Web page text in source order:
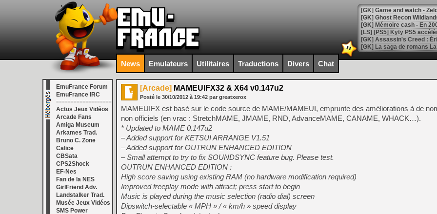
[Mo5] DOOM arrive en
[GK] Bethesda fête les 30
[GK] Roblox : l'action en
[GK] Agenda - GeForce
[GK] Devolver Digital en a
[LS] [PS5] ps5-y2jb-
[GK] Pourquoi Marvel
[GK] Test : Restory : Chill
[GK] GTA 6 : Rockstar
[GK] Hot Wheels Infinite
[GK] Mémoire cash -
[GK] Résultats Nintendo :
[GK] Déjà des
[Mo5] Brickboy cherche à
[GK] Minecraft et ses «
News Emulateurs Utilitaires Traductions Divers Chat
EmuFrance Forum
EmuFrance IRC
===================
Actus Jeux Vidéos
Arcade Fans
Amiga Museum
Arkames Trad.
Bruno C. Zone
Calice
CBSata
CPS2Shock
EF-Nes
Fan de la NES
GirlFriend Adv.
Landstalker Trad.
Musée Jeux Vidéos
SMS Power
[Arcade] MAMEUIFX32 & X64 v0.147u2
Posté le 30/10/2012 à 19:42 par greatxerox
MAMEUIFX est basé sur le code source de MAME/MAMEUI, emprunte des améliorations à de
non officiels (en vrac : StretchMAME, JMAME, RND, AdvanceMAME, CANAME, WHACK…).
* Updated to MAME 0.147u2
– Added support for KETSUI ARRANGE V1.51
– Added support for OUTRUN ENHANCED EDITION
– Small attempt to try to fix SOUNDSYNC feature bug. Please test.
OUTRUN ENHANCED EDITION :
High score saving using existing RAM (no hardware modification required)
Improved freeplay mode with attract; press start to begin
Music is played during the music selection (radio dial) screen
Dipswitch-selectable « MPH » / « km/h » speed display